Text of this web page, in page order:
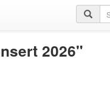
2026"